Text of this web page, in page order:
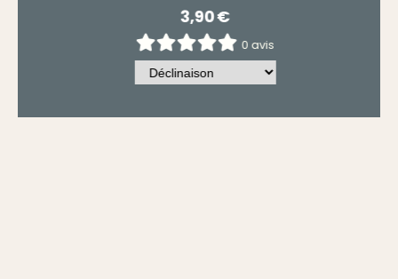
3,90€
0 avis